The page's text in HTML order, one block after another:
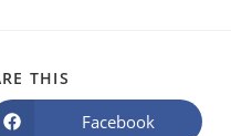
THIS
Facebook